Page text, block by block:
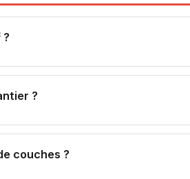
?
45 €/m². Façade : 30-80 €/m².
?
3-5 j. Maison 150 m² : 7-12 j.
couches ?